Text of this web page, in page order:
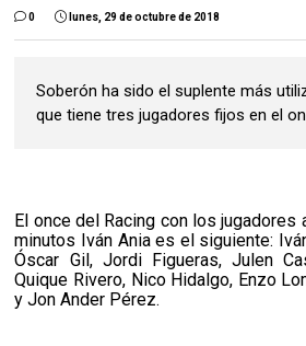
0 lunes, 29 de octubre de 2018
Soberón ha sido el suplente más
que tiene tres jugadores fijos en el
El once del Racing con los jugadores
minutos Iván Ania es el siguiente:
Óscar Gil, Jordi Figueras, Julen
Quique Rivero, Nico Hidalgo, Enzo
y Jon Ander Pérez.